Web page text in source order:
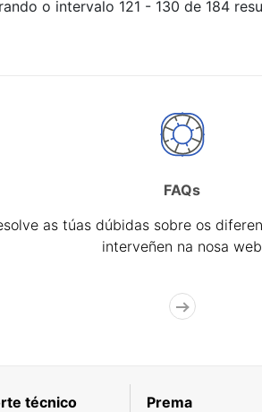
o intervalo 121 - 130 de 184
FAQs
as túas dúbidas sobre os
interveñen na nosa web
técnico Prema